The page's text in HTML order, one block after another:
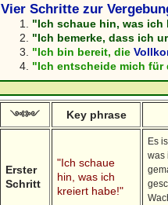
Vier Schritte zur
"Ich schaue hin, was ich
"Ich bemerke, dass ich
"Ich bin bereit, die
"Ich entscheide mich für
༺༻ Key phrase
Erster
Schritt
"Ich schaue
hin, was ich
kreiert habe!"
Es
was